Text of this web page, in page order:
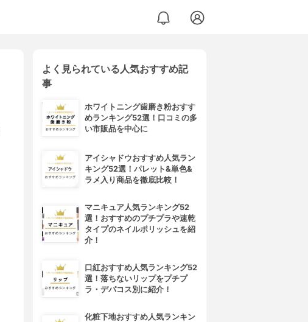
よく見られている人気おすすめ記
事
ホワイトニング歯磨き粉おすす
めランキング52選！口コミの多
い市販品を中心に
アイシャドウおすすめ人気ラン
キング52選！パレット&単色&
ラメ入り商品を徹底比較！
マニキュア人気ランキング52
選！おすすめのプチプラや速乾
タイプのネイルポリッシュを紹
介！
口紅おすすめ人気ランキング52
選！落ちないリップをプチプ
ラ・デパコス別に紹介！
化粧下地おすすめ人気ランキン